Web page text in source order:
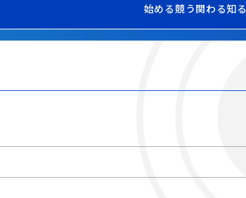
始める競う関わる知る